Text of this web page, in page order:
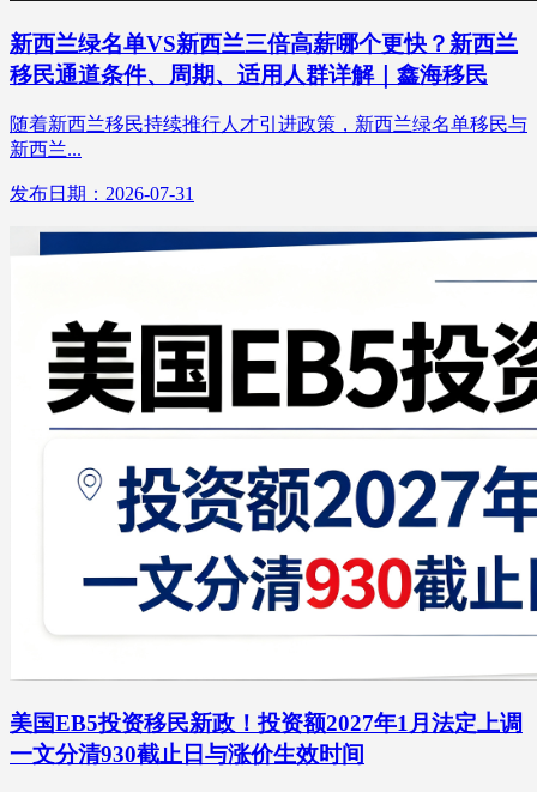
新西兰绿名单VS新西兰三倍高薪哪个更快？新西兰
移民通道条件、周期、适用人群详解｜鑫海移民
随着新西兰移民持续推行人才引进政策，新西兰绿名单移民与
新西兰...
发布日期：2026-07-31
美国EB5投资移民新政！投资额2027年1月法定上调
一文分清930截止日与涨价生效时间